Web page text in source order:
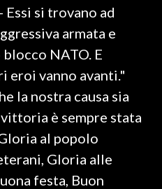
Essi si trovano ad
armata e
NATO. E
eroi vanno avanti."
la nostra causa sia
è sempre stata
al popolo
Gloria alle
festa, Buon